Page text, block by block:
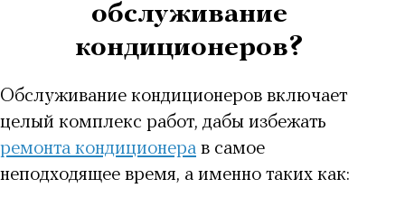
обслуживание
кондиционеров?
Обслуживание кондиционеров включает
целый комплекс работ, дабы избежать
ремонта кондиционера в самое
неподходящее время, а именно таких как: